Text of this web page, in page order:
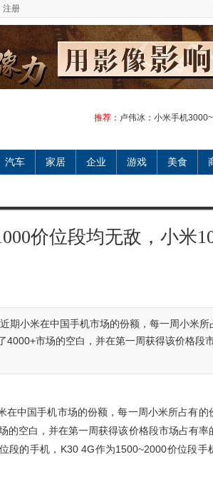
注册
推荐： 卢伟冰：小米手机
汽车 家居 企业 游戏 美食
价位段均无敌，小米
期小米在中国手机市场的份额，每一周小米所
4000+市场的空白，并在第一周获得该价格段
在中国手机市场的份额，每一周小米所占有的
的空白，并在第一周获得该价格段市场占有率
段的手机，K30 4G作为1500~2000价位段手